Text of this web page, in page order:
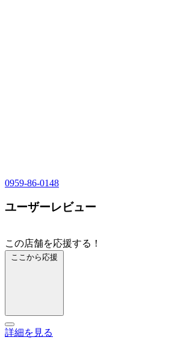
0959-86-0148
ユーザーレビュー
この店舗を応援する！
ここから応援
詳細を見る